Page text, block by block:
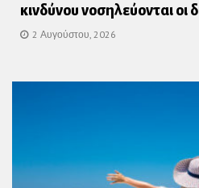
κινδύνου νοσηλεύονται οι
2 Αυγούστου, 2026